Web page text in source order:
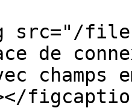
files/
de